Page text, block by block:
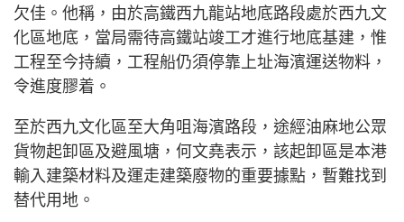
欠佳。他稱，由於高鐵西九龍站地底路段處於西九文
化區地底，當局需待高鐵站竣工才進行地底基建，惟
工程至今持續，工程船仍須停靠上址海濱運送物料，
令進度膠着。
至於西九文化區至大角咀海濱路段，途經油麻地公眾
貨物起卸區及避風塘，何文堯表示，該起卸區是本港
輸入建築材料及運走建築廢物的重要據點，暫難找到
替代用地。